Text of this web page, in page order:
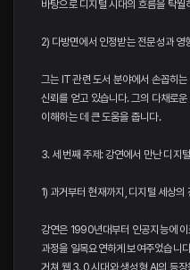
바탕으로 디지털 시대의 흐름을 탁월
2) 다방면에서 인정받는 전문성과 영
그는 IT 관련 도서 분야에서 손꼽히
신뢰를 얻고 있습니다. 그의 다채로
이해하는 데 큰 도움을 줍니다.
3. 세 번째 주제: 강연에서 만난 디지
1) 과거부터 현재까지, 디지털 세상의
강연은 1990년대부터 인공지능에
과정을 일목요연하게 보여주었습니
거쳐 웹 3. 0 시대와 생성형 AI의 등